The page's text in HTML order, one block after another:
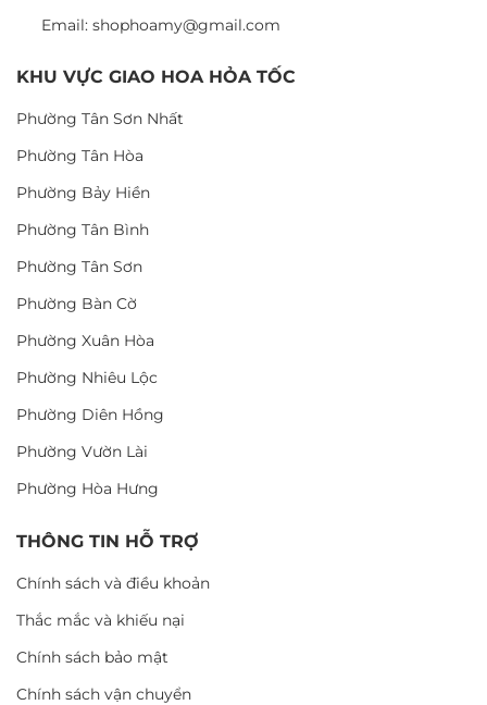
Email: shophoamy@gmail.com
KHU VỰC GIAO HOA HỎA TỐC
Phường Tân Sơn Nhất
Phường Tân Hòa
Phường Bảy Hiền
Phường Tân Bình
Phường Tân Sơn
Phường Bàn Cờ
Phường Xuân Hòa
Phường Nhiêu Lộc
Phường Diên Hồng
Phường Vườn Lài
Phường Hòa Hưng
THÔNG TIN HỖ TRỢ
Chính sách và điều khoản
Thắc mắc và khiếu nại
Chính sách bảo mật
Chính sách vận chuyển